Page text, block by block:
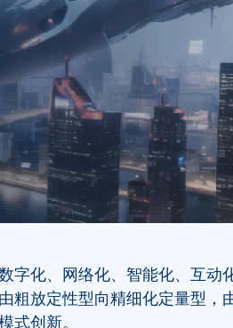
字化、网络化、智能化、互动
粗放定性型向精细化定量型，
式创新。